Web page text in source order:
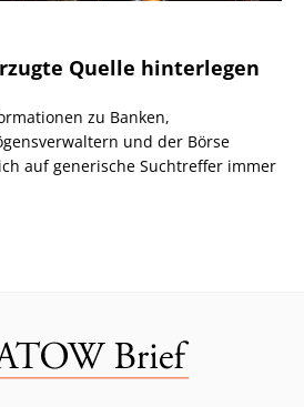
Quelle hinterlegen
zu Banken,
und der Börse
auf generische Suchtreffer immer